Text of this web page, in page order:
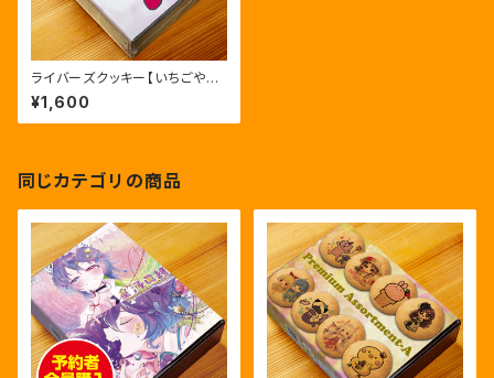
ライバーズクッキー【いちごやパ
ンダ】通常版
¥1,600
同じカテゴリの商品